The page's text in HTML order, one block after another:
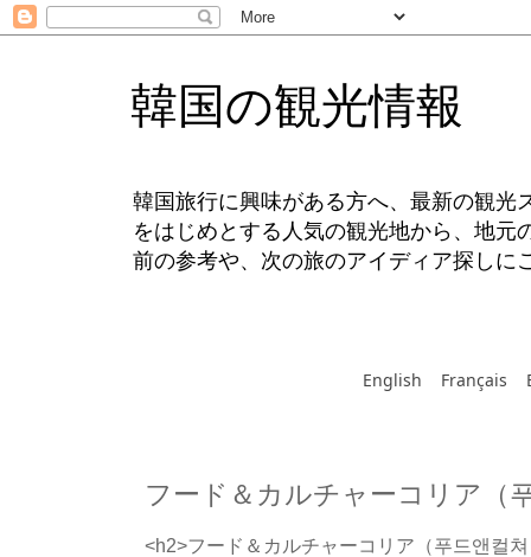
韓国の観光情報
韓国旅行に興味がある方へ、最新の観光
をはじめとする人気の観光地から、地
前の参考や、次の旅のアイディア探しに
English Français
フード＆カルチャーコリア（
<h2>フード＆カルチャーコリア（푸드앤컬